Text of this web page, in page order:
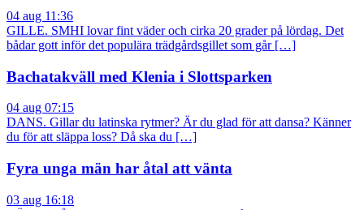
04 aug 11:36
GILLE. SMHI lovar fint väder och cirka 20 grader på lördag. Det
bådar gott inför det populära trädgårdsgillet som går […]
Bachatakväll med Klenia i Slottsparken
04 aug 07:15
DANS. Gillar du latinska rytmer? Är du glad för att dansa? Känner
du för att släppa loss? Då ska du […]
Fyra unga män har åtal att vänta
03 aug 16:18